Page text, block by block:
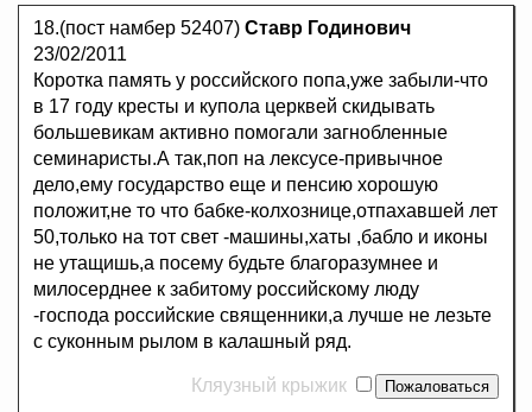
18.(пост намбер 52407) Ставр Годинович
23/02/2011
Коротка память у российского попа,уже забыли-что
в 17 году кресты и купола церквей скидывать
большевикам активно помогали загнобленные
семинаристы.А так,поп на лексусе-привычное
дело,ему государство еще и пенсию хорошую
положит,не то что бабке-колхознице,отпахавшей лет
50,только на тот свет -машины,хаты ,бабло и иконы
не утащишь,а посему будьте благоразумнее и
милосерднее к забитому российскому люду
-господа российские священники,а лучше не лезьте
с суконным рылом в калашный ряд.
Кляузный крыжик